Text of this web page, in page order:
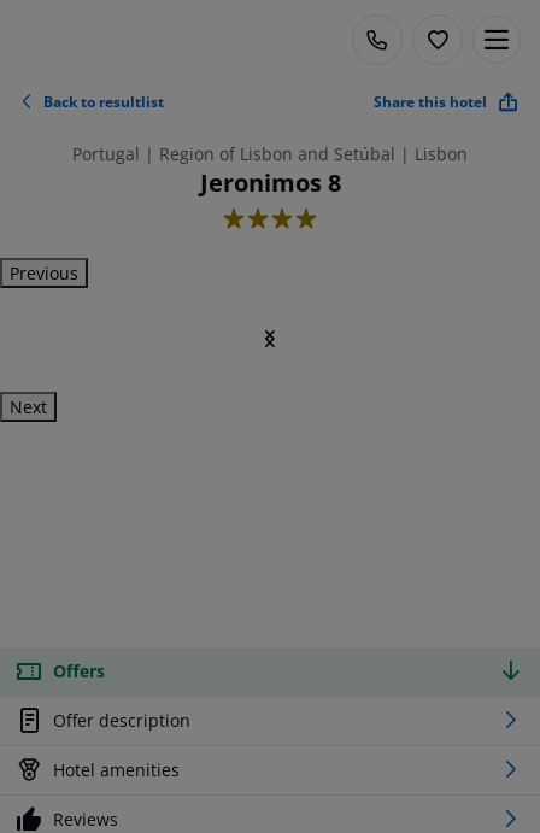
Back to resultlist Share this hotel
Portugal | Region of Lisbon and Setúbal | Lisbon
Jeronimos 8
4
Previous
Next
Offers
Offer description
Hotel amenities
Reviews